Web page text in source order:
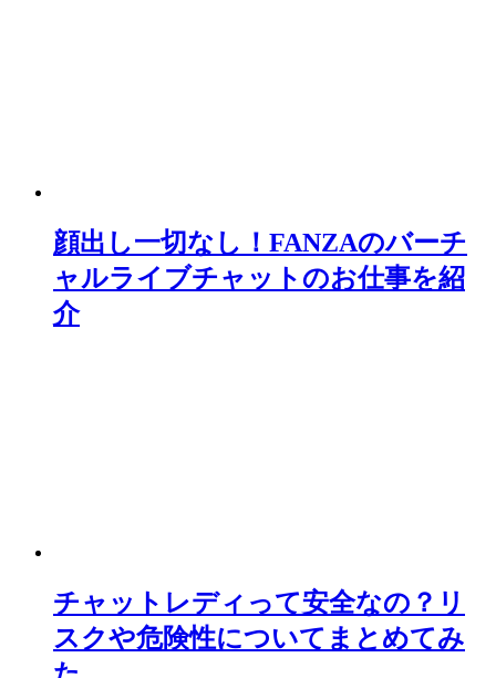
顔出し一切なし！FANZAのバーチ
ャルライブチャットのお仕事を紹
介
チャットレディって安全なの？リ
スクや危険性についてまとめてみ